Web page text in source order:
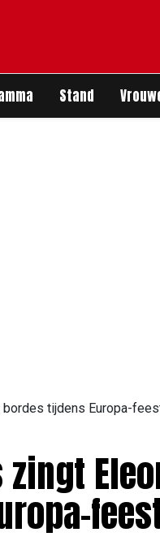
Stand
tijdens Europa-